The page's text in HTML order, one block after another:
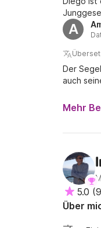
A
Der
auch
Mehr
5.0 (
Über